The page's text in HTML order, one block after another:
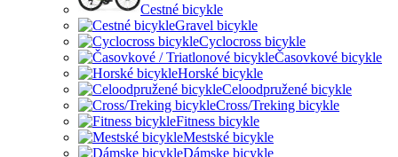
Cestné bicykle
Gravel bicykle
Cyclocross bicykle
Časovkové bicykle
Horské bicykle
Celoodpružené bicykle
Cross/Treking bicykle
Fitness bicykle
Mestské bicykle
Dámske bicykle